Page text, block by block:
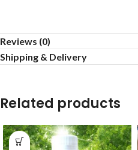
Reviews (0)
Shipping & Delivery
Related products